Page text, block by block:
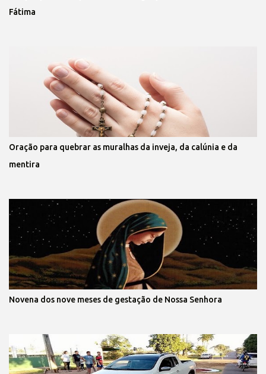
Fátima
Oração para quebrar as muralhas da inveja, da calúnia e da
mentira
Novena dos nove meses de gestação de Nossa Senhora